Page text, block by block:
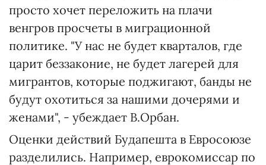
просто хочет переложить на плачи
венгров просчеты в миграционной
политике. "У нас не будет кварталов, где
царит беззаконие, не будет лагерей для
мигрантов, которые поджигают, банды не
будут охотиться за нашими дочерями и
женами", - убеждает В.Орбан.
Оценки действий Будапешта в Евросоюзе
разделились. Например, еврокомиссар по